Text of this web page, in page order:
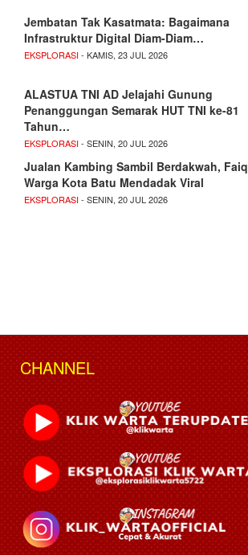
Jembatan Tak Kasatmata: Bagaimana
Infrastruktur Digital Diam-Diam…
EKSPLORASI- KAMIS, 23 JUL 2026
ALASTUA TNI AD Jelajahi Gunung
Penanggungan Semarak HUT TNI ke-81
Tahun…
EKSPLORASI- SENIN, 20 JUL 2026
Jualan Kambing Sambil Berdakwah, Faiq
Warga Kota Batu Mendadak Viral
EKSPLORASI- SENIN, 20 JUL 2026
CHANNEL